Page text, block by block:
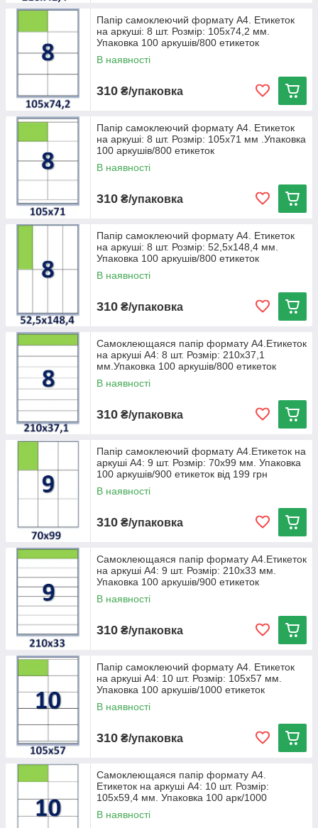
Папір самоклеючий формату А4. Етикеток
на аркуші: 8 шт. Розмір: 105х74,2 мм.
Упаковка 100 аркушів/800 етикеток
В наявності
310 ₴/упаковка
Папір самоклеючий формату А4. Етикеток
на аркуші: 8 шт. Розмір: 105х71 мм .Упаковка
100 аркушів/800 етикеток
В наявності
310 ₴/упаковка
Папір самоклеючий формату А4. Етикеток
на аркуші: 8 шт. Розмір: 52,5х148,4 мм.
Упаковка 100 аркушів/800 етикеток
В наявності
310 ₴/упаковка
Самоклеющаяся папір формату А4.Етикеток
на аркуші А4: 8 шт. Розмір: 210х37,1
мм.Упаковка 100 аркушів/800 етикеток
В наявності
310 ₴/упаковка
Папір самоклеючий формату А4.Етикеток на
аркуші А4: 9 шт. Розмір: 70х99 мм. Упаковка
100 аркушів/900 етикеток від 199 грн
В наявності
310 ₴/упаковка
Самоклеющаяся папір формату А4.Етикеток
на аркуші А4: 9 шт. Розмір: 210х33 мм.
Упаковка 100 аркушів/900 етикеток
В наявності
310 ₴/упаковка
Папір самоклеючий формату А4. Етикеток
на аркуші А4: 10 шт. Розмір: 105х57 мм.
Упаковка 100 аркушів/1000 етикеток
В наявності
310 ₴/упаковка
Самоклеющаяся папір формату А4.
Етикеток на аркуші А4: 10 шт. Розмір:
105х59,4 мм. Упаковка 100 арк/1000
етикеток
В наявності